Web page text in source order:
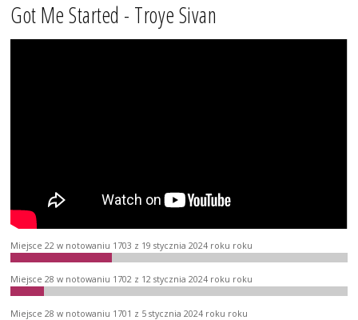
Got Me Started - Troye Sivan
Miejsce 22 w notowaniu 1703 z 19 stycznia 2024 roku roku
Miejsce 28 w notowaniu 1702 z 12 stycznia 2024 roku roku
Miejsce 28 w notowaniu 1701 z 5 stycznia 2024 roku roku